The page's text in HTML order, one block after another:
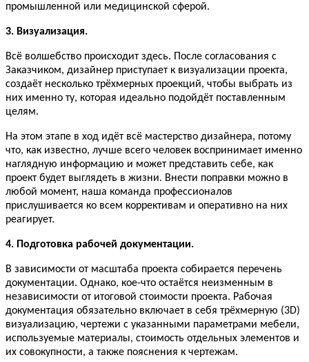
промышленной или медицинской сферой.
3. Визуализация.
Всё волшебство происходит здесь. После согласования с
Заказчиком, дизайнер приступает к визуализации проекта,
создаёт несколько трёхмерных проекций, чтобы выбрать из
них именно ту, которая идеально подойдёт поставленным
целям.
На этом этапе в ход идёт всё мастерство дизайнера, потому
что, как известно, лучше всего человек воспринимает именно
наглядную информацию и может представить себе, как
проект будет выглядеть в жизни. Внести поправки можно в
любой момент, наша команда профессионалов
прислушивается ко всем коррективам и оперативно на них
реагирует.
4. Подготовка рабочей документации.
В зависимости от масштаба проекта собирается перечень
документации. Однако, кое-что остаётся неизменным в
независимости от итоговой стоимости проекта. Рабочая
документация обязательно включает в себя трёхмерную (3D)
визуализацию, чертежи с указанными параметрами мебели,
используемые материалы, стоимость отдельных элементов и
их совокупности, а также пояснения к чертежам.